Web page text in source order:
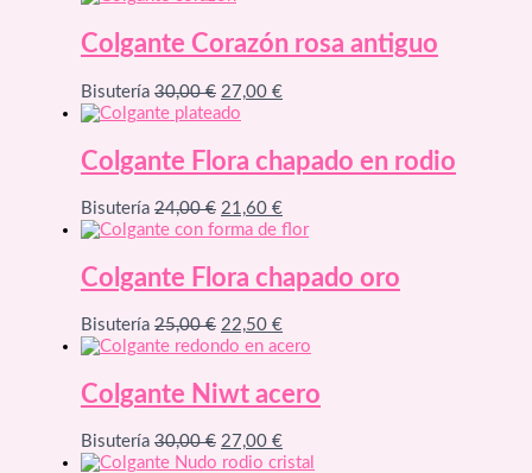
era:
25,00 €.
es:
19,00 €.
Colgante Corazón rosa antiguo
Bisutería 30,00€ El
precio
era:
30,00 €.
27,00 €
es:
27,00 €.
Colgante Flora chapado en rodio
Bisutería 24,00€ El
precio
era:
24,00 €.
21,60 €
precio
es:
21,60 €.
Colgante Flora chapado oro
Bisutería 25,00€ El
precio
era:
25,00 €.
22,50 €El
precio
es:
22,50 €.
Colgante Niwt acero
Bisutería 30,00€ El
precio
27,00 €El
precio